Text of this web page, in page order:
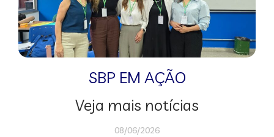
SBP EM AÇÃO
Veja mais notícias
08/06/2026